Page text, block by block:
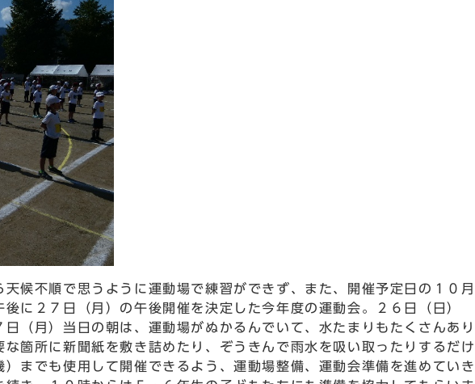
候不順で思うように運動場で練習ができず、また、開催予定日の１０月
に２７日（月）の午後開催を決定した今年度の運動会。２６日（日）
（月）当日の朝は、運動場がぬかるんでいて、水たまりもたくさんあり
箇所に新聞紙を敷き詰めたり、ぞうきんで雨水を吸い取ったりするだけ
までも使用して開催できるよう、運動場整備、運動会準備を進めていき